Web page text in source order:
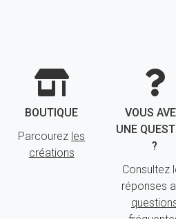
BOUTIQUE
Parcourez les
créations
VOUS
UNE
?
Consultez
réponses